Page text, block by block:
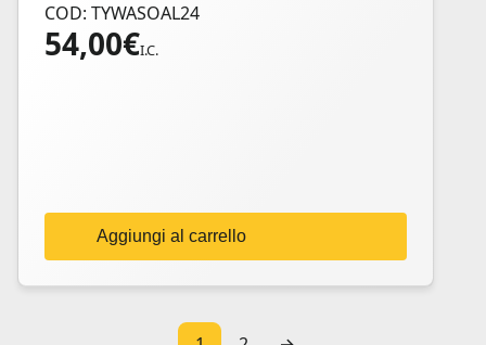
COD: TYWASOAL24
54,00€I.C.
Aggiungi al carrello